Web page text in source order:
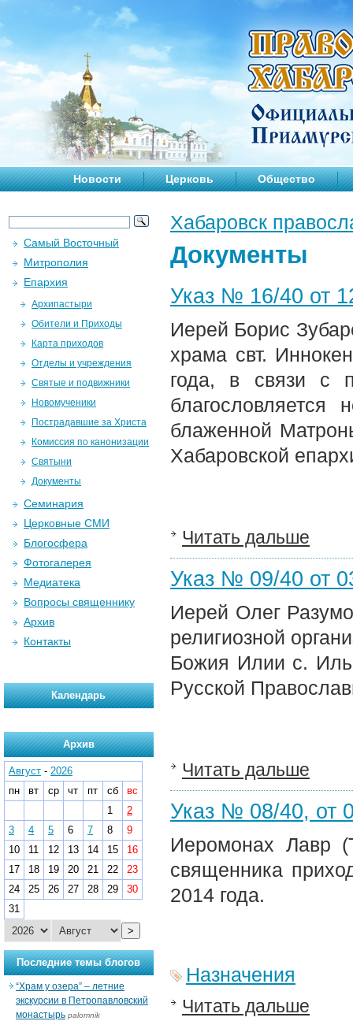
Новости Церковь Общество
Хабаровск
Документы
Указ № 16/40 от
Иерей Борис
храма свт.
года, в связи с
благословляется
блаженной
Хабаровской
Читать дальше
Указ № 09/40 от
Иерей Олег
религиозной
Божия Илии с.
Русской
Читать дальше
Указ № 08/40, от
Иеромонах Лавр
священника
2014 года.
Назначения
Читать дальше
Самый Восточный
Митрополия
Епархия
Архипастыри
Обители и Приходы
Карта приходов
Отделы и учреждения
Святые и подвижники
Новомученики
Пострадавшие за Христа
Комиссия по канонизации
Святыни
Документы
Семинария
Церковные СМИ
Блогосфера
Фотогалерея
Медиатека
Вопросы священнику
Архив
Контакты
Календарь
Архив
Август - 2026
пн
вт ср чт пт сб
вс
1
2
3
4 5 6 7 8
9
10
11 12 13 14 15
16
17
18 19 20 21 22
23
24
25 26 27 28 29
30
31
>
Последние темы блогов
“Храм у озера” – летние
экскурсии в Петропавловский
монастырь palomnik